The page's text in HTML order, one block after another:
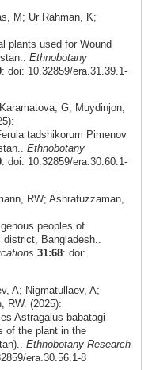
M; Ur Rahman, K;
plants used for Wound
Ethnobotany
: doi: 10.32859/era.31.39.1-
G; Muydinjon,
tadshikorum Pimenov
Ethnobotany
: doi: 10.32859/era.30.60.1-
RW; Ashrafuzzaman,
peoples of
district, Bangladesh..
31:68: doi:
A; Nigmatullaev, A;
RW. (2025):
Astragalus babatagi
of the plant in the
Ethnobotany Research
era.30.56.1-8